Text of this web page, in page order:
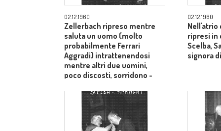
02.12.1960
Zellerbach ripreso mentre
saluta un uomo (molto
probabilmente Ferrari
Aggradi) intrattenendosi
mentre altri due uomini,
poco discosti, sorridono -
02.12.1960
Nell'atrio
ripresi in
Scelba,
signora